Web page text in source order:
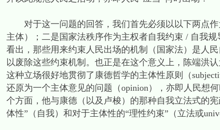
对于这一问题的回答，我们首先必须以以下两点作
主体）；二是国家法秩序作为主权者自我约束 / 自我
看出，那些用来约束人民出场的机制（国家法）是人
以废除这些约束机制。也正是在这个意义上，陈端洪
这种立场很好地贯彻了康德哲学的主体性原则（
还原为一个主体意见的问题（opinion），亦即人民想
个方面，他与康德（以及卢梭）的那种自我立法式的
体性”（自我）和对于主体性的“理性约束”（立法或